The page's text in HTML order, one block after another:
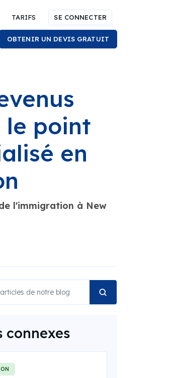
TARIFS SE CONNECTER
OBTENIR UN DEVIS GRATUIT
le point
en
l'immigration à New
connexes